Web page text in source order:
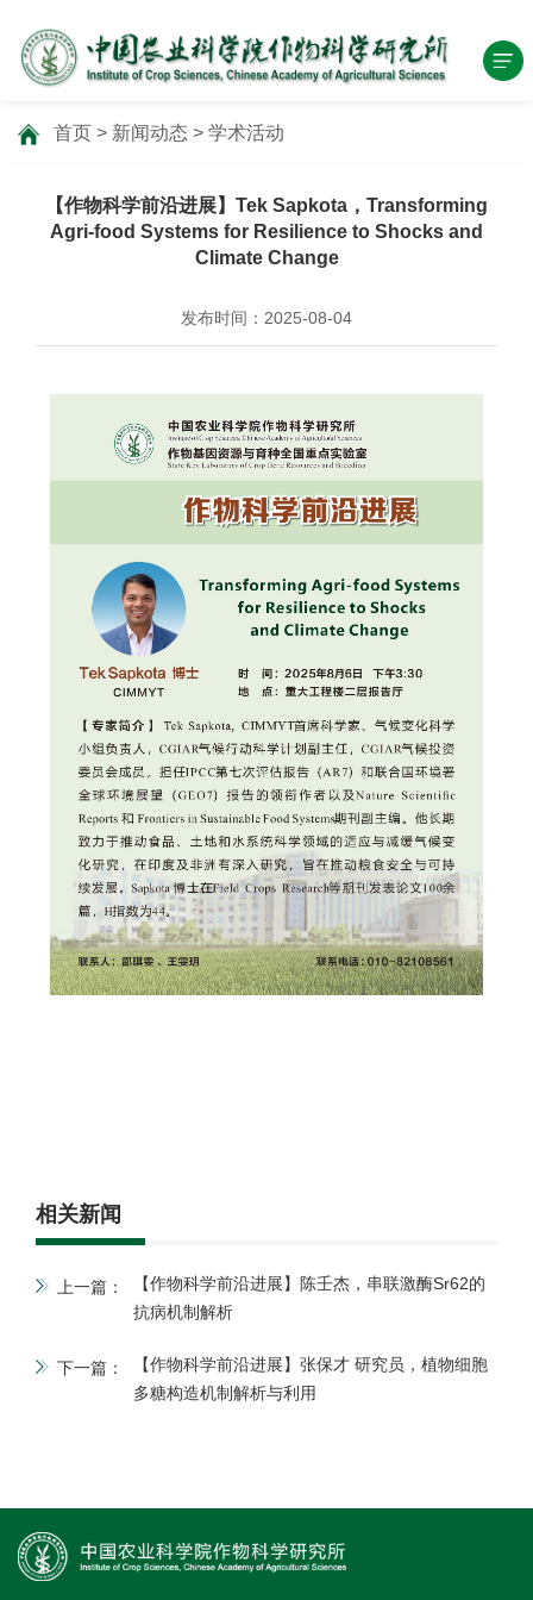
首页 > 新闻动态 > 学术活动
【作物科学前沿进展】Tek Sapkota，Transforming
Agri-food Systems for Resilience to Shocks and
Climate Change
发布时间：2025-08-04
相关新闻
上一篇：
【作物科学前沿进展】陈壬杰，串联激酶Sr62的
抗病机制解析
下一篇：
【作物科学前沿进展】张保才 研究员，植物细胞
多糖构造机制解析与利用